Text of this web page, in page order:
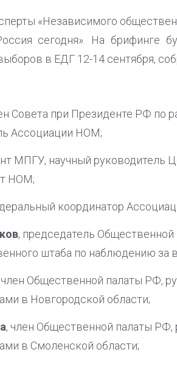
«Независимого
сегодня». На брифинге
в ЕДГ 12-14 сентября,
Совета при Президенте РФ по
Ассоциации НОМ;
МПГУ, научный руководитель
НОМ;
координатор
, председатель
штаба по наблюдению за
член Общественной палаты РФ,
в Новгородской области;
, член Общественной палаты РФ,
в Смоленской области;